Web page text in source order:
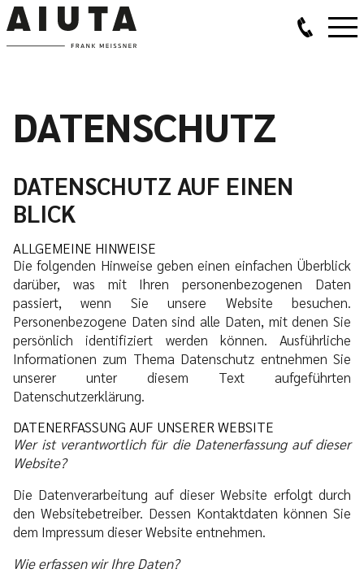
DATENSCHUTZ
DATENSCHUTZ AUF EINEN
BLICK
ALLGEMEINE HINWEISE
Die folgenden Hinweise geben einen einfachen Überblick
darüber, was mit Ihren personenbezogenen Daten
passiert, wenn Sie unsere Website besuchen.
Personenbezogene Daten sind alle Daten, mit denen Sie
persönlich identifiziert werden können. Ausführliche
Informationen zum Thema Datenschutz entnehmen Sie
unserer unter diesem Text aufgeführten
Datenschutzerklärung.
DATENERFASSUNG AUF UNSERER WEBSITE
Wer ist verantwortlich für die Datenerfassung auf dieser
Website?
Die Datenverarbeitung auf dieser Website erfolgt durch
den Websitebetreiber. Dessen Kontaktdaten können Sie
dem Impressum dieser Website entnehmen.
Wie erfassen wir Ihre Daten?